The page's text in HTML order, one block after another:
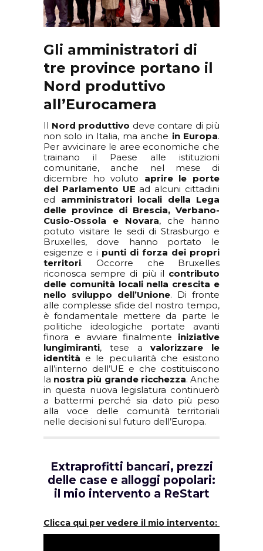
Gli amministratori di
tre province portano il
Nord produttivo
all’Eurocamera
Il Nord produttivo deve contare di più
non solo in Italia, ma anche in Europa.
Per avvicinare le aree economiche che
trainano il Paese alle istituzioni
comunitarie, anche nel mese di
dicembre ho voluto aprire le porte
del Parlamento UE ad alcuni cittadini
ed amministratori locali della Lega
delle province di Brescia, Verbano-
Cusio-Ossola e Novara, che hanno
potuto visitare le sedi di Strasburgo e
Bruxelles, dove hanno portato le
esigenze e i punti di forza dei propri
territori. Occorre che Bruxelles
riconosca sempre di più il contributo
delle comunità locali nella crescita e
nello sviluppo dell’Unione. Di fronte
alle complesse sfide del nostro tempo,
è fondamentale mettere da parte le
politiche ideologiche portate avanti
finora e avviare finalmente iniziative
lungimiranti, tese avalorizzare le
identità e le peculiarità che esistono
all’interno dell’UE e che costituiscono
la nostra più grande ricchezza. Anche
in questa nuova legislatura continuerò
a battermi perché sia dato più peso
alla voce delle comunità territoriali
nelle decisioni sul futuro dell’Europa.
Extraprofitti bancari, prezzi
delle case e alloggi popolari:
il mio intervento a ReStart
Clicca qui per vedere il mio intervento: